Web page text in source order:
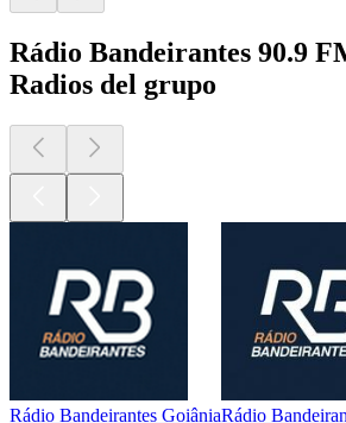
Rádio Bandeirantes 90.9
Radios del grupo
Rádio Bandeirantes GoiâniaRádio